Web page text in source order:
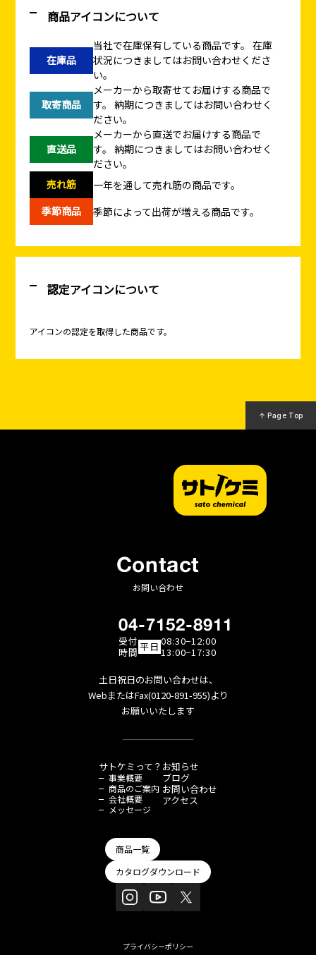
商品アイコンについて
在庫品
当社で在庫保有している商品です。 在庫
状況につきましてはお問い合わせくださ
い。
取寄商品
メーカーから取寄せてお届けする商品で
す。 納期につきましてはお問い合わせく
ださい。
直送品
メーカーから直送でお届けする商品で
す。 納期につきましてはお問い合わせく
ださい。
売れ筋
一年を通して売れ筋の商品です。
季節商品
季節によって出荷が増える商品です。
認定アイコンについて
アイコンの認定を取得した商品です。
↑ Page Top
Contact
お問い合わせ
04-7152-8911
受付
時間平日 08:30−12:00
13:00−17:30
土日祝日のお問い合わせは、
WebまたはFax(0120-891-955)より
お願いいたします
サトケミって？
事業概要
商品のご案内
会社概要
メッセージ
お知らせ
ブログ
お問い合わせ
アクセス
商品一覧
カタログダウンロード
プライバシーポリシー